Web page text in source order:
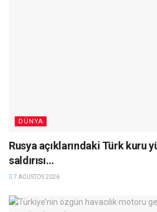
DÜNYA
Rusya açıklarındaki Türk kuru
saldırısı…
7 AĞUSTOS 2026